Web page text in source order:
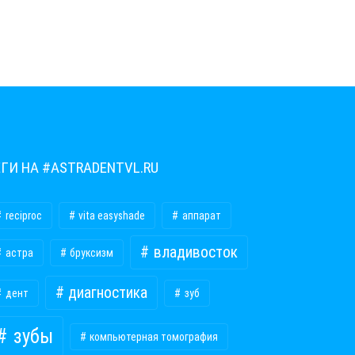
НА #ASTRADENTVL.RU
reciproc vita easyshade аппарат
астра бруксизм владивосток
дент диагностика зуб
зубы компьютерная томография